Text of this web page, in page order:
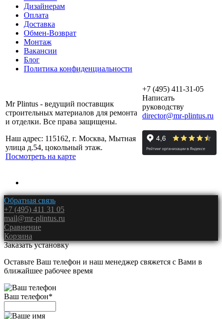
Дизайнерам
Оплата
Доставка
Обмен-Возврат
Монтаж
Вакансии
Блог
Политика конфиденциальности
Mr Plintus - ведущий поставщик
строительных материалов для ремонта
и отделки. Все права защищены.
Наш адрес: 115162, г. Москва, Мытная
улица д.54, цокольный этаж.
Посмотреть на карте
+7 (495) 411-31-05
Написать
руководству
director@mr-plintus.ru
Обратная связь
+7 (495) 411 31 05
mail@mr-plintus.ru
Сравнение
Корзина
Заказать установку
Оставьте Ваш телефон и наш менеджер свяжется с Вами в
ближайшее рабочее время
Ваш телефон*